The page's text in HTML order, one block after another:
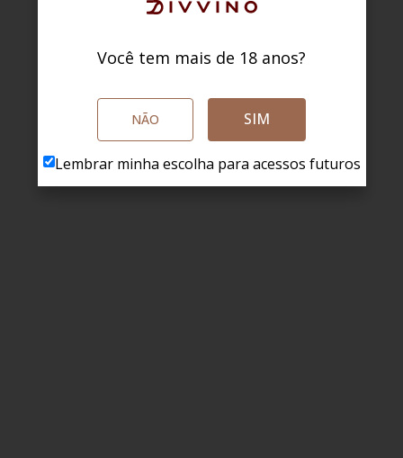
Você tem mais de 18 anos?
NÃO SIM
Lembrar minha escolha para acessos futuros